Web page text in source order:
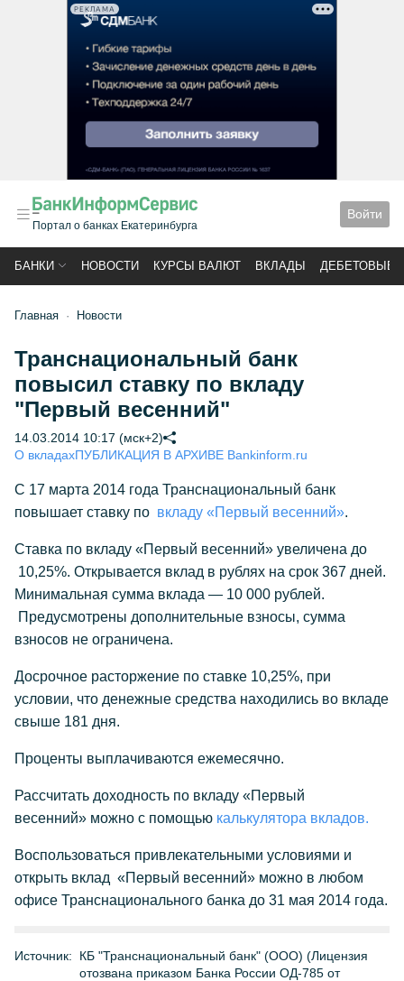
РЕКЛАМА
Портал о банках Екатеринбурга
Войти
БАНКИ НОВОСТИ КУРСЫ ВАЛЮТ ВКЛАДЫ ДЕБЕТОВЫЕ
Главная Новости
Транснациональный банк
повысил ставку по вкладу
"Первый весенний"
14.03.2014 10:17 (мск+2)
О вкладахПУБЛИКАЦИЯ В АРХИВЕ Bankinform.ru
С 17 марта 2014 года Транснациональный банк
повышает ставку по вкладу «Первый весенний».
Ставка по вкладу «Первый весенний» увеличена до
10,25%. Открывается вклад в рублях на срок 367 дней.
Минимальная сумма вклада — 10 000 рублей.
Предусмотрены дополнительные взносы, сумма
взносов не ограничена.
Досрочное расторжение по ставке 10,25%, при
условии, что денежные средства находились во вкладе
свыше 181 дня.
Проценты выплачиваются ежемесячно.
Рассчитать доходность по вкладу «Первый
весенний» можно с помощью калькулятора вкладов.
Воспользоваться привлекательными условиями и
открыть вклад «Первый весенний» можно в любом
офисе Транснационального банка до 31 мая 2014 года.
Источник:
КБ "Транснациональный банк" (ООО) (Лицензия
отозвана приказом Банка России ОД-785 от